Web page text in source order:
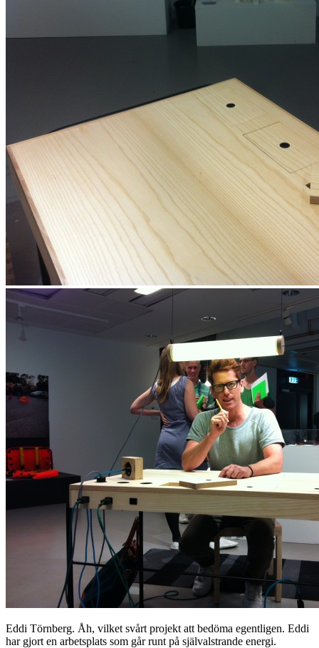
Eddi Törnberg. Åh, vilket svårt projekt att bedöma egentligen. Eddi
har gjort en arbetsplats som går runt på självalstrande energi.